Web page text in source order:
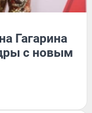
Гагарина
с новым